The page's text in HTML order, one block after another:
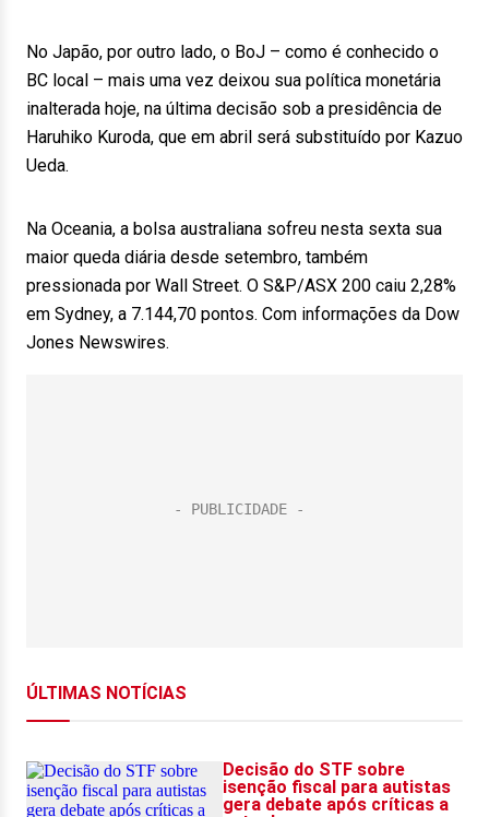
No Japão, por outro lado, o BoJ – como é conhecido o
BC local – mais uma vez deixou sua política monetária
inalterada hoje, na última decisão sob a presidência de
Haruhiko Kuroda, que em abril será substituído por Kazuo
Ueda.
Na Oceania, a bolsa australiana sofreu nesta sexta sua
maior queda diária desde setembro, também
pressionada por Wall Street. O S&P/ASX 200 caiu 2,28%
em Sydney, a 7.144,70 pontos. Com informações da Dow
Jones Newswires.